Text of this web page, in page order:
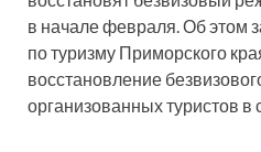
в начале февраля. Об этом
по туризму Приморского
восстановление
организованных туристов в